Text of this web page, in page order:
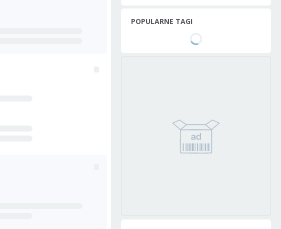
POPULARNE TAGI